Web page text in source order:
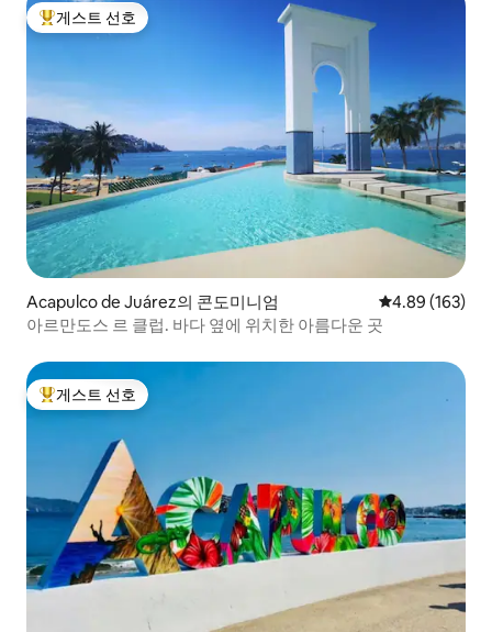
상위 게스트 선호
게스트 선호
Acapulco de Juárez의 콘도미니엄 평점 4.89점(5
4.89 (163)
아르만도스 르 클럽. 바다 옆에 위치한 아름다운 곳
상위 게스트 선호
게스트 선호